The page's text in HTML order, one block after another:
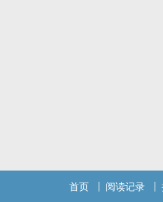
首页 阅读记录